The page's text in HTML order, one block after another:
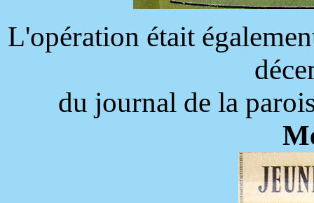
L'opération était
du journal de la